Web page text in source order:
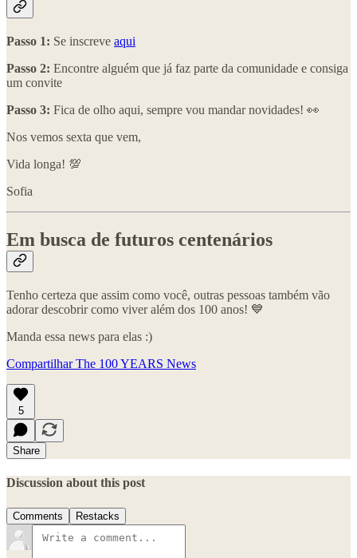
Passo 1: Se inscreve aqui
Passo 2: Encontre alguém que já faz parte da comunidade e consiga
um convite
Passo 3: Fica de olho aqui, sempre vou mandar novidades! 👀
Nos vemos sexta que vem,
Vida longa! 💯
Sofia
Em busca de futuros centenários
Tenho certeza que assim como você, outras pessoas também vão
adorar descobrir como viver além dos 100 anos! 💙
Manda essa news para elas :)
Compartilhar The 100 YEARS News
5
Share
Discussion about this post
Comments Restacks